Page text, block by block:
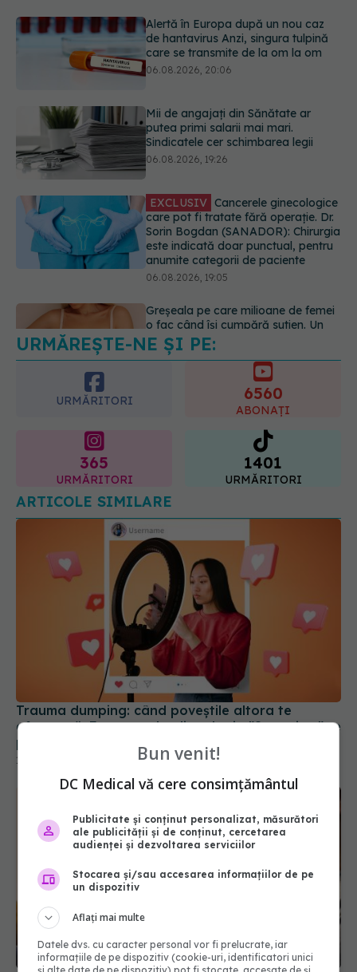
Sindicatele cer schimbarea legii
06.08.2026, 19:26
Sorin Bogdan (SANADOR): Chirurgia
este indicată doar punctual, pentru
anumite categorii de paciente
06.08.2026, 19:05
o fac când își cumpără sutien. Un
medic explică metoda corectă
06.08.2026, 18:08
EXCLUSIV De ce unele paciente
la operație. Dr. Sorin Bogdan
(SANADOR): Intervenția
chirurgicală, doar în situații
particulare
URMĂREȘTE-NE ȘI PE:
URMĂRITORI 6560
365
URMĂRITORI
1401
URMĂRITORI
ARTICOLE SIMILARE
Trauma dumping: când poveștile altora te
afectează. Fenomenul online de tip "Storytime" te
poate distruge emoțional
Adolescenţii care deţin un smartphone, mai
predispuşi la depresie, obezitate şi somn
insuficient
03 dec 2025, 10:07
Bun venit!
DC Medical vă cere consimțământul
Publicitate și conținut personalizat, măsurători
ale publicității și de conținut, cercetarea
audienței și dezvoltarea serviciilor
Stocarea și/sau accesarea informațiilor de pe
un dispozitiv
Aflați mai multe
Datele dvs. cu caracter personal vor fi prelucrate, iar
informațiile de pe dispozitiv (cookie-uri, identificatori unici